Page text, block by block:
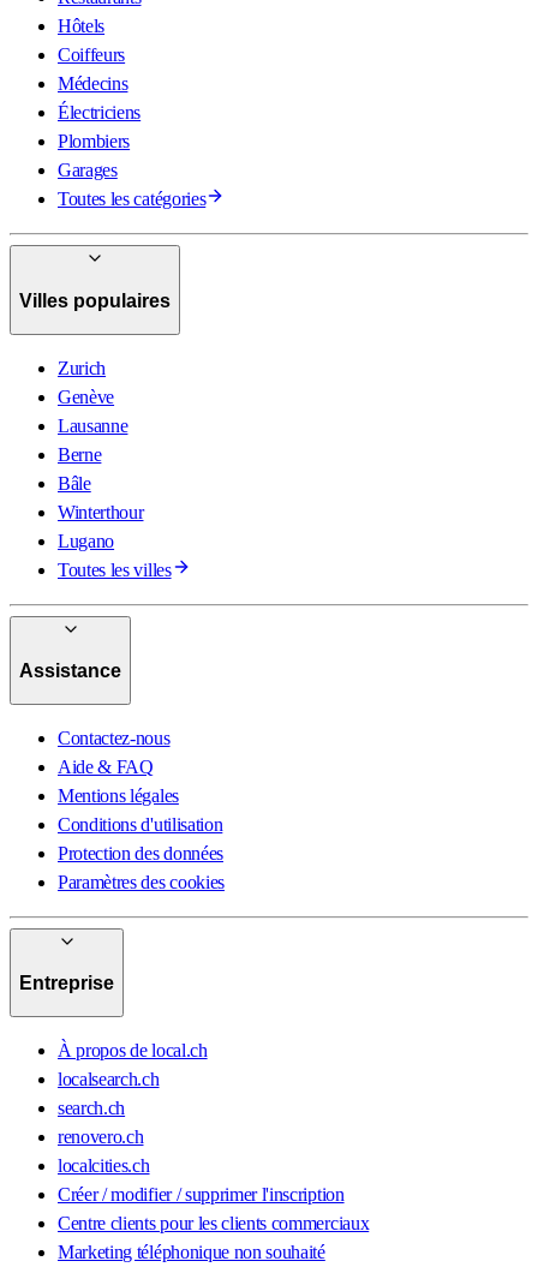
Hôtels
Coiffeurs
Médecins
Électriciens
Plombiers
Garages
Toutes les catégories
Villes populaires
Zurich
Genève
Lausanne
Berne
Bâle
Winterthour
Lugano
Toutes les villes
Assistance
Contactez-nous
Aide & FAQ
Mentions légales
Conditions d'utilisation
Protection des données
Paramètres des cookies
Entreprise
À propos de local.ch
localsearch.ch
search.ch
renovero.ch
localcities.ch
Créer / modifier / supprimer l'inscription
Centre clients pour les clients commerciaux
Marketing téléphonique non souhaité